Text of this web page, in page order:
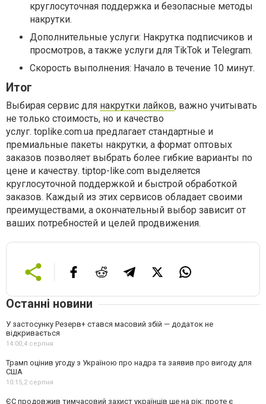
круглосуточная поддержка и безопасные методы
накрутки.
Дополнительные услуги: Накрутка подписчиков и
просмотров, а также услуги для TikTok и Telegram.
Скорость выполнения: Начало в течение 10 минут.
Итог
Выбирая сервис для накрутки лайков, важно учитывать
не только стоимость, но и качество
услуг. toplike.com.ua предлагает стандартные и
премиальные пакеты накрутки, а формат оптовых
заказов позволяет выбрать более гибкие варианты по
цене и качеству. tiptop-like.com выделяется
круглосуточной поддержкой и быстрой обработкой
заказов. Каждый из этих сервисов обладает своими
преимуществами, а окончательный выбор зависит от
ваших потребностей и целей продвижения.
Останні новини
У застосунку Резерв+ стався масовий збій — додаток не
відкривається
14:00,4 серпня
Трамп оцінив угоду з Україною про надра та заявив про вигоду для
США
10:15,2 серпня
ЄС продовжив тимчасовий захист українців ще на рік: проте є